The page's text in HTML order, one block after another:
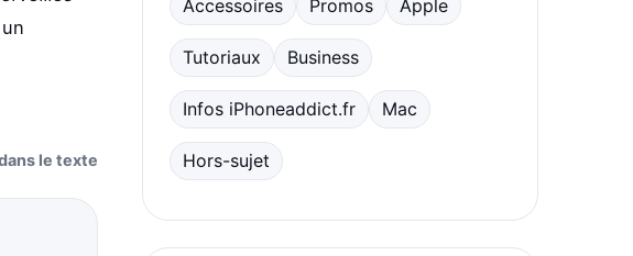
le texte
Accessoires Promos Apple
Tutoriaux Business
Infos iPhoneaddict.fr Mac
Hors-sujet